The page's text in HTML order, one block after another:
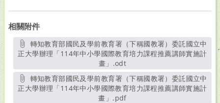
相關附件
正大學辦理「114年中小學國際教育培力課程推薦講師實施計
畫」.odt
正大學辦理「114年中小學國際教育培力課程推薦講師實施計
畫」.pdf另開新視窗